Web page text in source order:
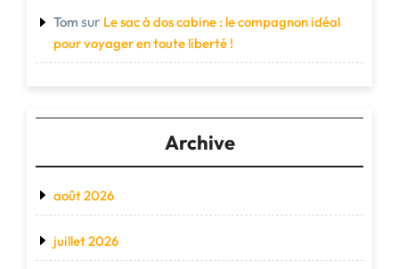
Tom sur Le sac à dos cabine : le compagnon idéal
pour voyager en toute liberté !
Archive
août 2026
juillet 2026